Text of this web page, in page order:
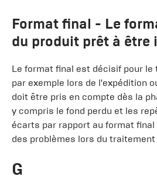
Format final - Le
du produit prêt à être
Le format final est décisif pour
par exemple lors de l'expédition
doit être pris en compte dès la
y compris le fond perdu et les
écarts par rapport au format
des problèmes lors du traitement
G